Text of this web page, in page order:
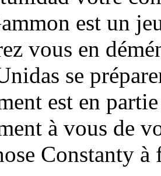
est un
vous en
se
est en
à vous de
Constanty à